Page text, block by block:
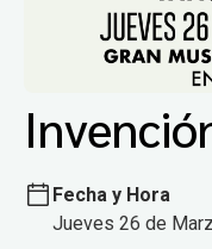
Fecha y Hora
Jueves 26 de